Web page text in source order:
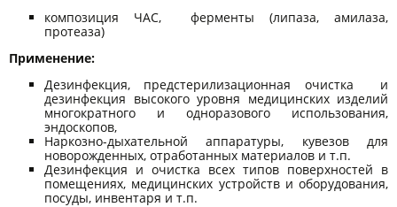
композиция ЧАС, ферменты (липаза, амилаза,
протеаза)
Применение:
Дезинфекция, предстерилизационная очистка и
дезинфекция высокого уровня медицинских изделий
многократного и одноразового использования,
эндоскопов,
Наркозно-дыхательной аппаратуры, кувезов для
новорожденных, отработанных материалов и т.п.
Дезинфекция и очистка всех типов поверхностей в
помещениях, медицинских устройств и оборудования,
посуды, инвентаря и т.п.